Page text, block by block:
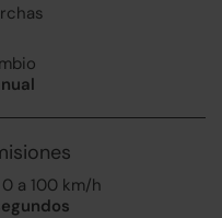
0 a 100 km/h